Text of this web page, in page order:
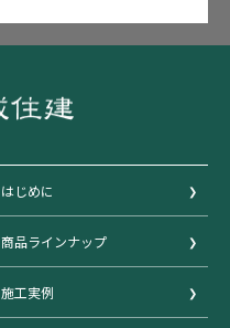
はじめに
商品ラインナップ
施工実例